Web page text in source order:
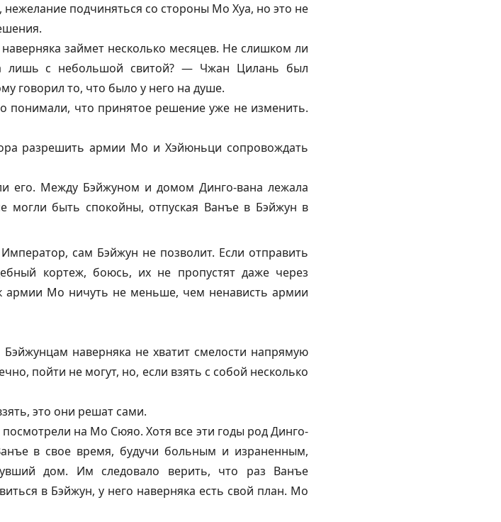
нежелание подчиняться со стороны Мо Хуа, но это не
займет несколько месяцев. Не слишком ли
лишь с небольшой свитой? — Чжан Цилань был
говорил то, что было у него на душе.
понимали, что принятое решение уже не изменить.
разрешить армии Мо и Хэйюньци сопровождать
его. Между Бэйжуном и домом Динго-вана лежала
могли быть спокойны, отпуская Ванъе в Бэйжун в
сам Бэйжун не позволит. Если отправить
кортеж, боюсь, их не пропустят даже через
армии Мо ничуть не меньше, чем ненависть армии
наверняка не хватит смелости напрямую
пойти не могут, но, если взять с собой несколько
это они решат сами.
на Мо Сюяо. Хотя все эти годы род Динго-
в свое время, будучи больным и израненным,
дом. Им следовало верить, что раз Ванъе
в Бэйжун, у него наверняка есть свой план. Мо